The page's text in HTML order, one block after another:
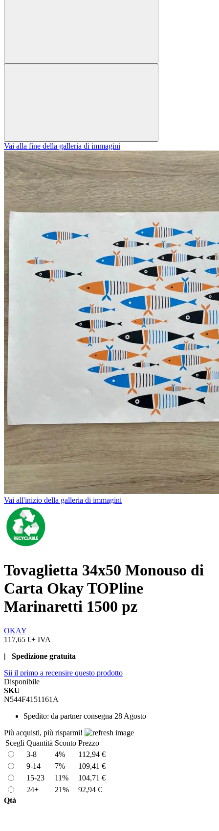
Vai alla fine della galleria di immagini
Vai all'inizio della galleria di immagini
Tovaglietta 34x50 Monouso di
Carta Okay TOPline
Marinaretti 1500 pz
OKAY
117,65 €+ IVA
| Spedizione gratuita
Sii il primo a recensire questo prodotto
Disponibile
SKU
N544F4151161A
Spedito: da partner consegna 28 Agosto
Più acquisti, più risparmi!
Scegli Quantità Sconto Prezzo
3-8
4%
112,94 €
9-14
7%
109,41 €
15-23
11%
104,71 €
24+
21%
92,94 €
Qtà